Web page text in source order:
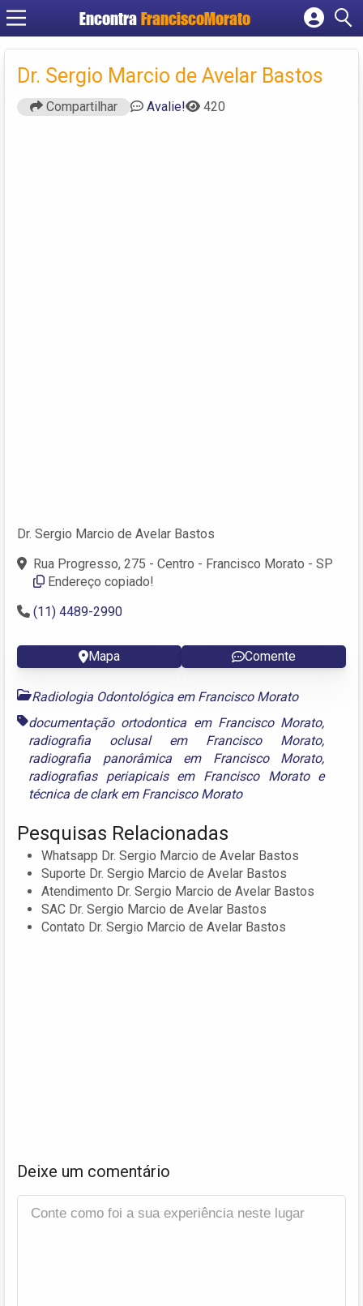
Encontra FranciscoMorato
Cadastrar empresa
Criar conta
Dr. Sergio Marcio de Avelar Bastos
Compartilhar Avalie! 420
Dr. Sergio Marcio de Avelar Bastos
Rua Progresso, 275 - Centro - Francisco Morato - SP
Endereço copiado!
(11) 4489-2990
Mapa Comente
Radiologia Odontológica em Francisco Morato
documentação ortodontica em Francisco Morato,
radiografia oclusal em Francisco Morato,
radiografia panorâmica em Francisco Morato,
radiografias periapicais em Francisco Moratoe
técnica de clark em Francisco Morato
Pesquisas Relacionadas
Whatsapp Dr. Sergio Marcio de Avelar Bastos
Suporte Dr. Sergio Marcio de Avelar Bastos
Atendimento Dr. Sergio Marcio de Avelar Bastos
SAC Dr. Sergio Marcio de Avelar Bastos
Contato Dr. Sergio Marcio de Avelar Bastos
Deixe um comentário